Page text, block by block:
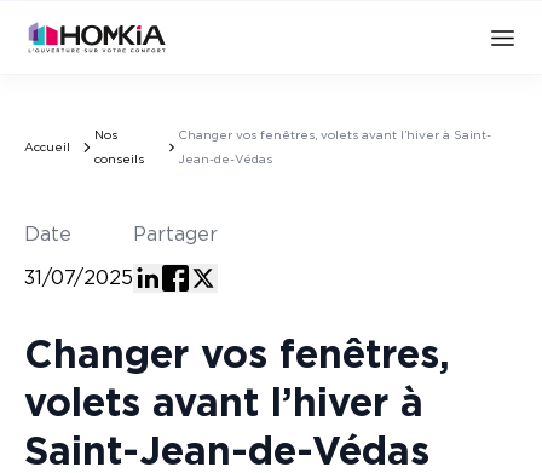
Accueil
Nos
conseils
Changer vos fenêtres, volets avant l’hiver à Saint-
Jean-de-Védas
Date
31/07/2025
Partager
Changer vos fenêtres,
volets avant l’hiver à
Saint-Jean-de-Védas